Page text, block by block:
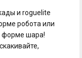
и roguelite
робота или
форме шара!